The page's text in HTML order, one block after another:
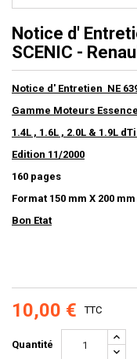
Notice d'
SCENIC -
Notice d' Entretien NE
Gamme Moteurs
1.4L , 1.6L , 2.0L & 1.9L
Edition 11/2000
160 pages
Format 150 mm X 200 mm
Bon Etat
10,00 € TTC
Quantité